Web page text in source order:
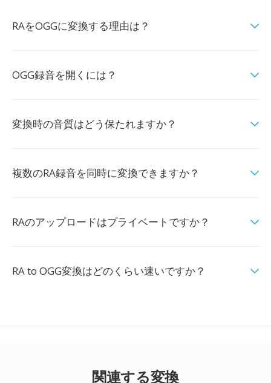
RAをOGGに変換する理由は？
OGG録音を開くには？
変換時の音質はどう保たれますか？
複数のRA録音を同時に変換できますか？
RAのアップロードはプライベートですか？
RA to OGG変換はどのくらい速いですか？
関連する変換